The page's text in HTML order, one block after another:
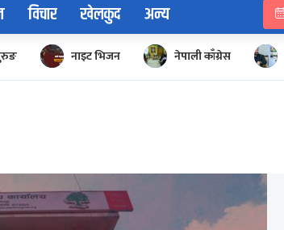
विचार खेलकुद अन्य
नाइट भिजन नेपाली काँग्रेस